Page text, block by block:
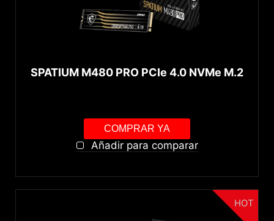
SPATIUM M480 PRO PCIe 4.0 NVMe M.2
COMPRAR YA
Añadir para comparar
HOT